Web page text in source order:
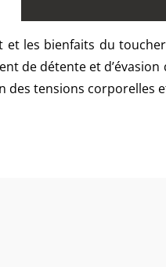
et les bienfaits du
de détente et d’évasion
des tensions corporelles